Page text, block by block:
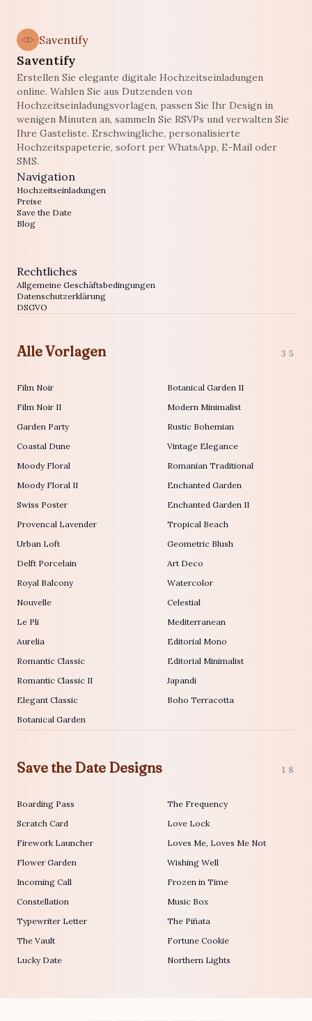
Saventify
Saventify
Erstellen Sie elegante digitale Hochzeitseinladungen
online. Wahlen Sie aus Dutzenden von
Hochzeitseinladungsvorlagen, passen Sie Ihr Design in
wenigen Minuten an, sammeln Sie RSVPs und verwalten Sie
Ihre Gasteliste. Erschwingliche, personalisierte
Hochzeitspapeterie, sofort per WhatsApp, E-Mail oder
SMS.
Navigation
Hochzeitseinladungen
Preise
Save the Date
Blog
Rechtliches
Allgemeine Geschäftsbedingungen
Datenschutzerklärung
DSGVO
Alle Vorlagen 35
Film Noir
Film Noir II
Garden Party
Coastal Dune
Moody Floral
Moody Floral II
Swiss Poster
Provencal Lavender
Urban Loft
Delft Porcelain
Royal Balcony
Nouvelle
Le Pli
Aurelia
Romantic Classic
Romantic Classic II
Elegant Classic
Botanical Garden
Botanical Garden II
Modern Minimalist
Rustic Bohemian
Vintage Elegance
Romanian Traditional
Enchanted Garden
Enchanted Garden II
Tropical Beach
Geometric Blush
Art Deco
Watercolor
Celestial
Mediterranean
Editorial Mono
Editorial Minimalist
Japandi
Boho Terracotta
Save the Date Designs 18
Boarding Pass
Scratch Card
Firework Launcher
Flower Garden
Incoming Call
Constellation
Typewriter Letter
The Vault
Lucky Date
The Frequency
Love Lock
Loves Me, Loves Me Not
Wishing Well
Frozen in Time
Music Box
The Piñata
Fortune Cookie
Northern Lights